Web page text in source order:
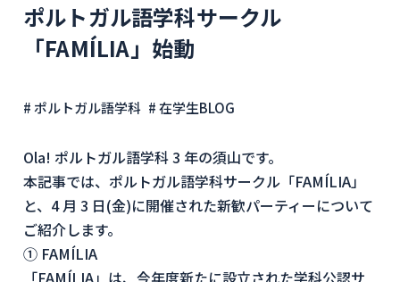
ポルトガル語学科サークル
「FAMÍLIA」始動
# ポルトガル語学科 # 在学生BLOG
Ola! ポルトガル語学科 3 年の須山です。
本記事では、ポルトガル語学科サークル「FAMÍLIA」
と、4 月 3 日(金)に開催された新歓パーティーについて
ご紹介します。
① FAMÍLIA
「FAMÍLIA」は、今年度新たに設立された学科公認サ